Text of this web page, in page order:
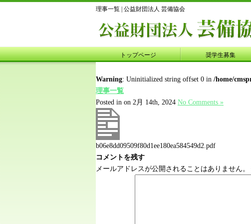
理事一覧 | 公益財団法人 芸備協会
トップページ 奨学生募集
Warning: Uninitialized string offset 0 in /home/
理事一覧
Posted in on 2月 14th, 2024 No Comments »
b06e8dd09509f80d1ee180ea584549d2.pdf
コメントを残す
メールアドレスが公開されることはありません。